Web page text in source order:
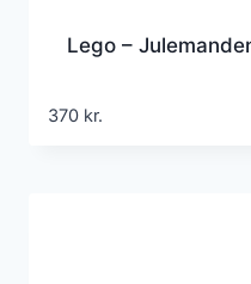
Lego –
370 kr.